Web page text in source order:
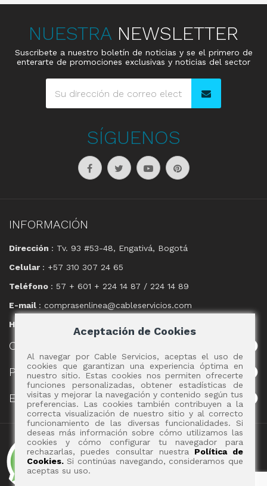
NUESTRA NEWSLETTER
Suscribete a nuestro boletín de noticias y se el primero de
enterarte de promociones exclusivas y noticias del sector
SÍGUENOS
INFORMACIÓN
Dirección : Tv. 93 #53-48, Engativá, Bogotá
Celular : +57 310 307 24 65
Teléfono : 57 + 601 + 224 14 87 / 224 14 89
E-mail : comprasenlinea@cableservicios.com
Horario
CABLE
POLÍTICAS
EVENTOS
Aceptación de Cookies
Al navegar por Cable Servicios, aceptas el uso de
cookies que garantizan una experiencia óptima en
nuestro sitio. Estas cookies nos permiten ofrecerte
funciones personalizadas, obtener estadísticas de
visitas y mejorar la navegación y contenido según tus
preferencias. Las cookies también contribuyen a la
correcta visualización de nuestro sitio y al correcto
funcionamiento de las diversas funcionalidades. Si
deseas más información sobre cómo utilizamos las
cookies y cómo configurar tu navegador para
rechazarlas, puedes consultar nuestra Política de
Cookies.Si continúas navegando, consideramos que
aceptas su uso.
Copyright 2017 - Cable Servicios S.A.